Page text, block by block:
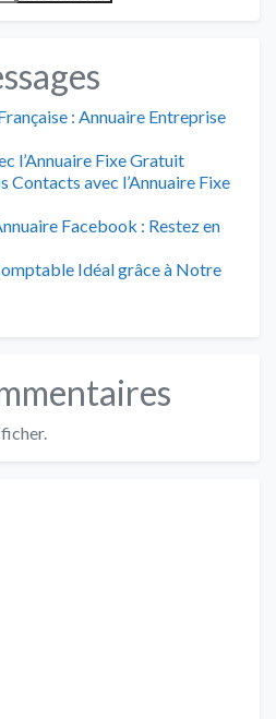
: Annuaire Entreprise
l’Annuaire Fixe Gratuit
Contacts avec l’Annuaire Fixe
Facebook : Restez en
Idéal grâce à Notre